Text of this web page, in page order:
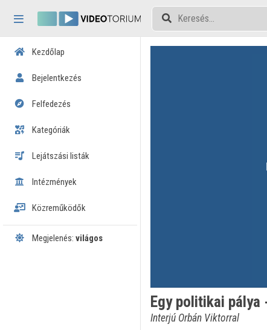
Tartalom kihagyása
Kezdőlap
Bejelentkezés
Felfedezés
Kategóriák
Lejátszási listák
Intézmények
Közreműködők
Megjelenés: világos
Egy politikai pálya
Interjú Orbán Viktorral